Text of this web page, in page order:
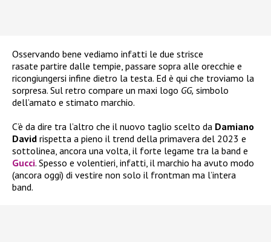
Osservando bene vediamo infatti le due strisce
rasate partire dalle tempie, passare sopra alle orecchie e
ricongiungersi infine dietro la testa. Ed è qui che troviamo la
sorpresa. Sul retro compare un maxi logo GG, simbolo
dell’amato e stimato marchio.
C’è da dire tra l’altro che il nuovo taglio scelto da Damiano
David rispetta a pieno il trend della primavera del 2023 e
sottolinea, ancora una volta, il forte legame tra la band e
Gucci. Spesso e volentieri, infatti, il marchio ha avuto modo
(ancora oggi) di vestire non solo il frontman ma l’intera
band.